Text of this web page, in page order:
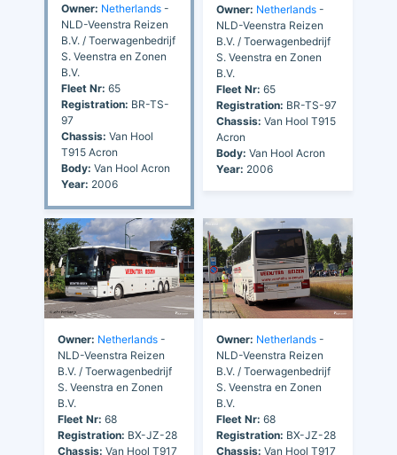
Owner: Netherlands -
NLD-Veenstra Reizen
B.V. / Toerwagenbedrijf
S. Veenstra en Zonen
B.V.
Fleet Nr: 65
Registration: BR-TS-
97
Chassis: Van Hool
T915 Acron
Body: Van Hool Acron
Year: 2006
Owner: Netherlands -
NLD-Veenstra Reizen
B.V. / Toerwagenbedrijf
S. Veenstra en Zonen
B.V.
Fleet Nr: 65
Registration: BR-TS-97
Chassis: Van Hool T915
Acron
Body: Van Hool Acron
Year: 2006
Owner: Netherlands -
NLD-Veenstra Reizen
B.V. / Toerwagenbedrijf
S. Veenstra en Zonen
B.V.
Fleet Nr: 68
Registration: BX-JZ-28
Chassis: Van Hool T917
Owner: Netherlands -
NLD-Veenstra Reizen
B.V. / Toerwagenbedrijf
S. Veenstra en Zonen
B.V.
Fleet Nr: 68
Registration: BX-JZ-28
Chassis: Van Hool T917